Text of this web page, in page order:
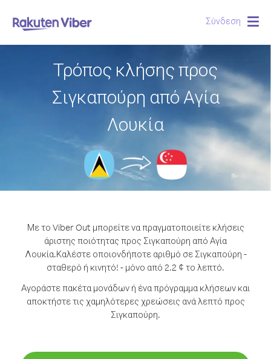
Σύνδεση
Τρόπος κλήσης προς
Σιγκαπούρη από Αγία
Λουκία
Με το Viber Out μπορείτε να πραγματοποιείτε κλήσεις
άριστης ποιότητας προς Σιγκαπούρη από Αγία
Λουκία.Καλέστε οποιονδήποτε αριθμό σε Σιγκαπούρη -
σταθερό ή κινητό! - μόνο από 2.2 ¢ το λεπτό.
Αγοράστε πακέτα μονάδων ή ένα πρόγραμμα κλήσεων και
αποκτήστε τις χαμηλότερες χρεώσεις ανά λεπτό προς
Σιγκαπούρη.